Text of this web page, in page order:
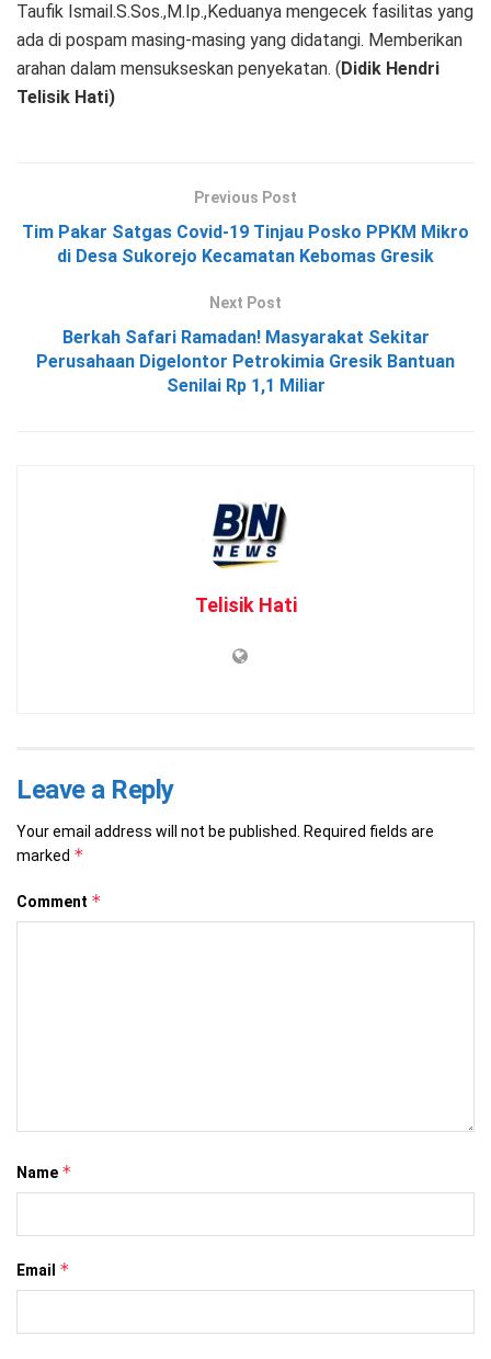
Taufik Ismail.S.Sos.,M.Ip.,Keduanya mengecek fasilitas yang
ada di pospam masing-masing yang didatangi. Memberikan
arahan dalam mensukseskan penyekatan. ( Didik Hendri
Telisik Hati)
Previous Post
Tim Pakar Satgas Covid-19 Tinjau Posko PPKM Mikro
di Desa Sukorejo Kecamatan Kebomas Gresik
Next Post
Berkah Safari Ramadan! Masyarakat Sekitar
Perusahaan Digelontor Petrokimia Gresik Bantuan
Senilai Rp 1,1 Miliar
Telisik Hati
Leave a Reply
Your email address will not be published. Required fields are
marked *
Comment *
Name *
Email *